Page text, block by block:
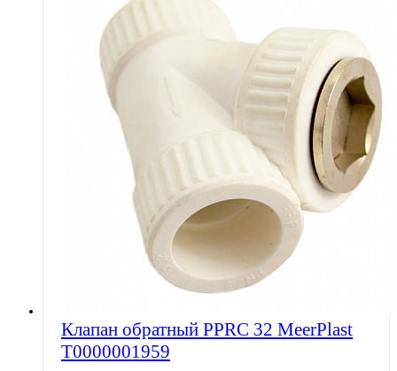
Клапан обратный PPRC 32 MeerPlast
Т0000001959